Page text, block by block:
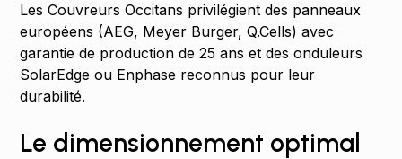
Les Couvreurs Occitans privilégient des panneaux
européens (AEG, Meyer Burger, Q.Cells) avec
garantie de production de 25 ans et des onduleurs
SolarEdge ou Enphase reconnus pour leur
durabilité.
Le dimensionnement optimal